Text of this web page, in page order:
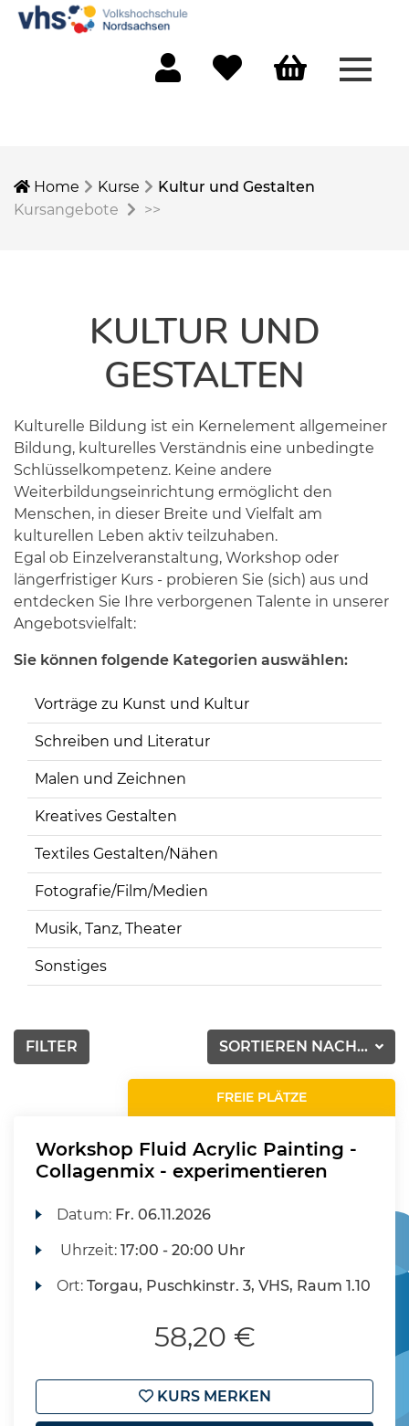
Home Kurse
Kultur und Gestalten
Kursangebote
>>
KULTUR UND
GESTALTEN
Kulturelle Bildung ist ein Kernelement allgemeiner
Bildung, kulturelles Verständnis eine unbedingte
Schlüsselkompetenz. Keine andere
Weiterbildungseinrichtung ermöglicht den
Menschen, in dieser Breite und Vielfalt am
kulturellen Leben aktiv teilzuhaben.
Egal ob Einzelveranstaltung, Workshop oder
längerfristiger Kurs - probieren Sie (sich) aus und
entdecken Sie Ihre verborgenen Talente in unserer
Angebotsvielfalt:
Sie können folgende Kategorien auswählen:
Vorträge zu Kunst und Kultur
Schreiben und Literatur
Malen und Zeichnen
Kreatives Gestalten
Textiles Gestalten/Nähen
Fotografie/Film/Medien
Musik, Tanz, Theater
Sonstiges
SORTIEREN NACH...
FILTER
FREIE PLÄTZE
Workshop Fluid Acrylic Painting -
Collagenmix - experimentieren
Datum: Fr. 06.11.2026
Uhrzeit:17:00 - 20:00 Uhr
Ort:Torgau, Puschkinstr. 3, VHS, Raum 1.10
58,20 €
KURS MERKEN